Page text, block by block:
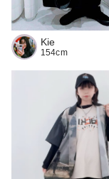
Kie
154cm